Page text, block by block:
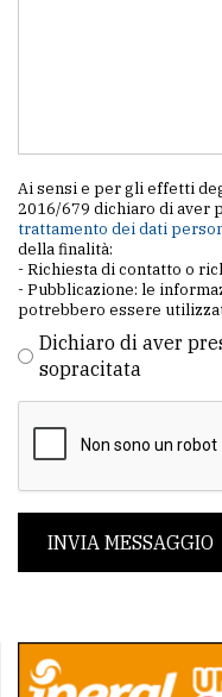
Ai sensi e per gli effetti
2016/679 dichiaro di aver
trattamento dei dati
della finalità:
- Richiesta di contatto o
- Pubblicazione: le
potrebbero essere
Dichiaro di aver
sopracitata
INVIA MESSAGGIO